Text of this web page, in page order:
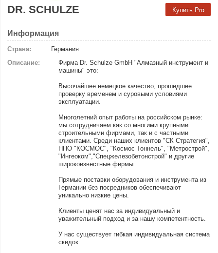
Купить Pro
DR. SCHULZE
Информация
Страна:
Германия
Описание:
Фирма Dr. Schulze GmbH "Алмазный инструмент и
машины" это:
Высочайшее немецкое качество, прошедшее
проверку временем и суровыми условиями
эксплуатации.
Многолетний опыт работы на российском рынке:
мы сотрудничаем как со многими крупными
строительными фирмами, так и с частными
клиентами. Среди наших клиентов "СК Стратегия",
НПО "КОСМОС", "Космос Тоннель", "Метрострой",
"Ингеоком","Спецжелезобетонстрой" и другие
широкоизвестные фирмы.
Прямые поставки оборудования и инструмента из
Германии без посредников обеспечивают
уникально низкие цены.
Клиенты ценят нас за индивидуальный и
уважительный подход и за нашу компетентность.
У нас существует гибкая индивидуальная система
скидок.